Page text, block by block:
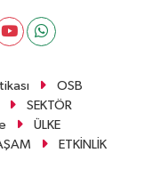
OSB
SEKTÖR
ÜLKE
ETKİNLİK